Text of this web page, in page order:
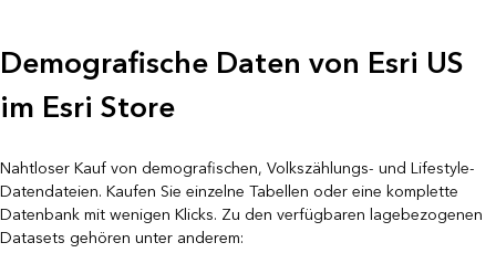
Demografische Daten von Esri US
im Esri Store
Nahtloser Kauf von demografischen, Volkszählungs- und Lifestyle-
Datendateien. Kaufen Sie einzelne Tabellen oder eine komplette
Datenbank mit wenigen Klicks. Zu den verfügbaren lagebezogenen
Datasets gehören unter anderem: